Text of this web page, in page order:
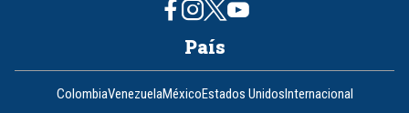
País
ColombiaVenezuelaMéxicoEstados UnidosInternacional